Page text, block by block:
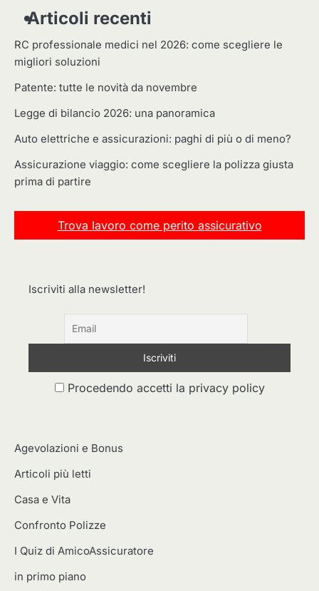
Articoli recenti
RC professionale medici nel 2026: come scegliere le
migliori soluzioni
Patente: tutte le novità da novembre
Legge di bilancio 2026: una panoramica
Auto elettriche e assicurazioni: paghi di più o di meno?
Assicurazione viaggio: come scegliere la polizza giusta
prima di partire
Trova lavoro come perito assicurativo
Iscriviti alla newsletter!
Procedendo accetti la privacy policy
Agevolazioni e Bonus
Articoli più letti
Casa e Vita
Confronto Polizze
I Quiz di AmicoAssicuratore
in primo piano